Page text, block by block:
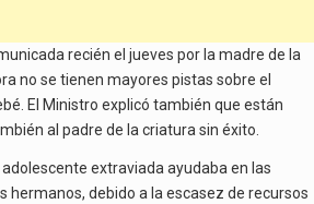
recién el jueves por la madre de la
no se tienen mayores pistas sobre el
El Ministro explicó también que están
al padre de la criatura sin éxito.
extraviada ayudaba en las
hermanos, debido a la escasez de recursos